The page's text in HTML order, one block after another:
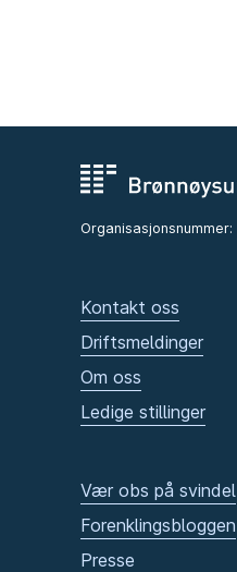
Organisasjonsnummer:
Kontakt oss
Driftsmeldinger
Om oss
Ledige stillinger
Vær obs på svindel
Forenklingsbloggen
Presse